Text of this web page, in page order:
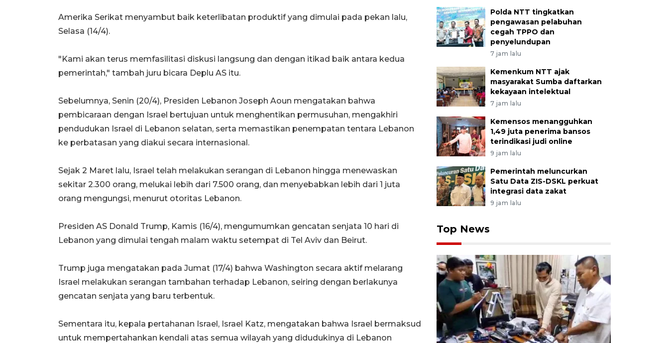
Amerika Serikat menyambut baik keterlibatan produktif yang dimulai pada pekan lalu,
Selasa (14/4).
"Kami akan terus memfasilitasi diskusi langsung dan dengan itikad baik antara kedua
pemerintah," tambah juru bicara Deplu AS itu.
Sebelumnya, Senin (20/4), Presiden Lebanon Joseph Aoun mengatakan bahwa
pembicaraan dengan Israel bertujuan untuk menghentikan permusuhan, mengakhiri
pendudukan Israel di Lebanon selatan, serta memastikan penempatan tentara Lebanon
ke perbatasan yang diakui secara internasional.
Sejak 2 Maret lalu, Israel telah melakukan serangan di Lebanon hingga menewaskan
sekitar 2.300 orang, melukai lebih dari 7.500 orang, dan menyebabkan lebih dari 1 juta
orang mengungsi, menurut otoritas Lebanon.
Presiden AS Donald Trump, Kamis (16/4), mengumumkan gencatan senjata 10 hari di
Lebanon yang dimulai tengah malam waktu setempat di Tel Aviv dan Beirut.
Trump juga mengatakan pada Jumat (17/4) bahwa Washington secara aktif melarang
Israel melakukan serangan tambahan terhadap Lebanon, seiring dengan berlakunya
gencatan senjata yang baru terbentuk.
Sementara itu, kepala pertahanan Israel, Israel Katz, mengatakan bahwa Israel bermaksud
untuk mempertahankan kendali atas semua wilayah yang didudukinya di Lebanon
Polda NTT tingkatkan
pengawasan pelabuhan
cegah TPPO dan
penyelundupan
7 jam lalu
Kemenkum NTT ajak
masyarakat Sumba daftarkan
kekayaan intelektual
7 jam lalu
Kemensos menangguhkan
1,49 juta penerima bansos
terindikasi judi online
9 jam lalu
Pemerintah meluncurkan
Satu Data ZIS-DSKL perkuat
integrasi data zakat
9 jam lalu
Top News